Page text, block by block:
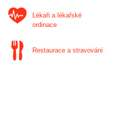
Lékaři a lékařské
ordinace
Restaurace a stravování